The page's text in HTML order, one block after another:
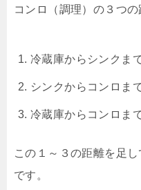
コンロ（調理）の３つの
冷蔵庫からシンクま
シンクからコンロま
冷蔵庫からコンロま
この１～３の距離を足
です。